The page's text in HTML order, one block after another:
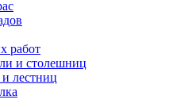
работ
и столешниц
лестниц